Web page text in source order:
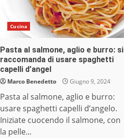
Cucina
Pasta al salmone, aglio e burro: si
raccomanda di usare spaghetti
capelli d’angel
Marco Benedetto Giugno 9, 2024
Pasta al salmone, aglio e burro:
usare spaghetti capelli d’angelo.
Iniziate cuocendo il salmone, con
la pelle...